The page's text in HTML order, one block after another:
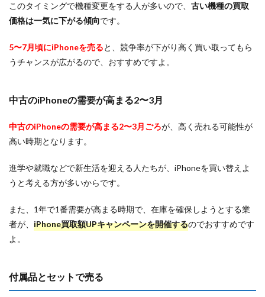
このタイミングで機種変更をする人が多いので、 古い機種の買取
価格は一気に下がる傾向です。
5〜7月頃にiPhoneを売ると、競争率が下がり高く買い取ってもら
うチャンスが広がるので、おすすめですよ。
中古のiPhoneの需要が高まる2〜3月
中古のiPhoneの需要が高まる2〜3月ごろが、高く売れる可能性が
高い時期となります。
進学や就職などで新生活を迎える人たちが、iPhoneを買い替えよ
うと考える方が多いからです。
また、1年で1番需要が高まる時期で、在庫を確保しようとする業
者が、 iPhone買取額UPキャンペーンを開催するのでおすすめです
よ。
付属品とセットで売る